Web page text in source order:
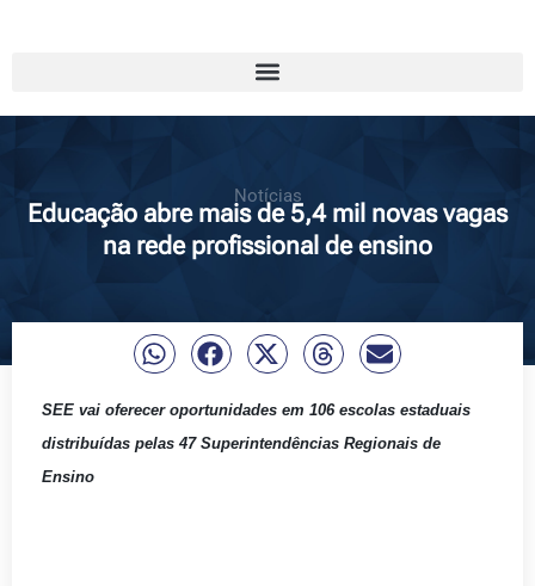
Notícias
Educação abre mais de 5,4 mil novas vagas
na rede profissional de ensino
SEE vai oferecer oportunidades em 106 escolas estaduais
distribuídas pelas 47 Superintendências Regionais de
Ensino